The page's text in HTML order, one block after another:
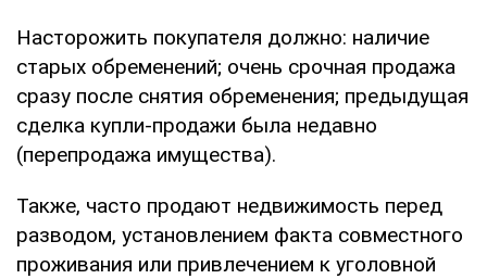
Насторожить покупателя должно: наличие
старых обременений; очень срочная продажа
сразу после снятия обременения; предыдущая
сделка купли-продажи была недавно
(перепродажа имущества).
Также, часто продают недвижимость перед
разводом, установлением факта совместного
проживания или привлечением к уголовной